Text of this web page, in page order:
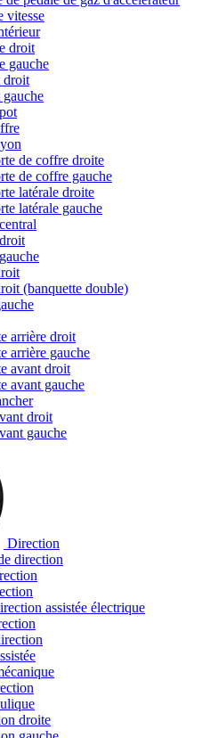
vitesse
droit
gauche
droit
gauche
de coffre droite
de coffre gauche
latérale droite
latérale gauche
(banquette double)
arrière droit
arrière gauche
avant droit
avant gauche
droit
gauche
Direction
direction
assistée électrique
droite